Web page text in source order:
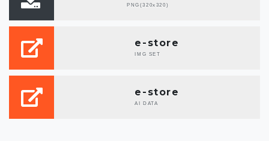
PNG(320x320)
e-store
IMG SET
e-store
AI DATA